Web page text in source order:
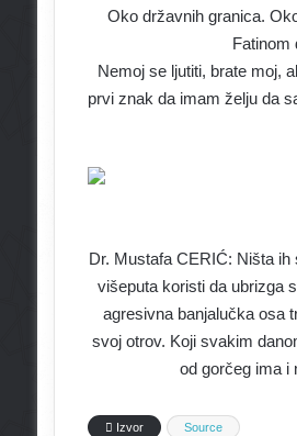
Oko državnih granica.
Nemoj se ljutiti, brate moj,
prvi znak da imam želju da
Dr. Mustafa CERIĆ: Ništa
višeputa koristi da ubrizga
agresivna banjalučka osa
svoj otrov. Koji svakim
od gorčeg ima i
Izvor Source